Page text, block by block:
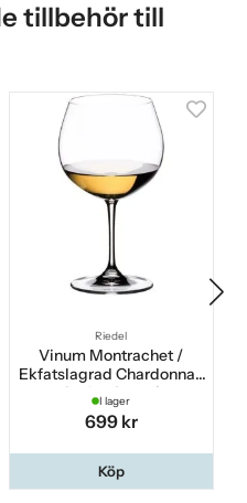
tillbehör till
Riedel
Vinum Montrachet /
Ekfatslagrad Chardonnay
vinglas 2-pack
I lager
699 kr
Köp